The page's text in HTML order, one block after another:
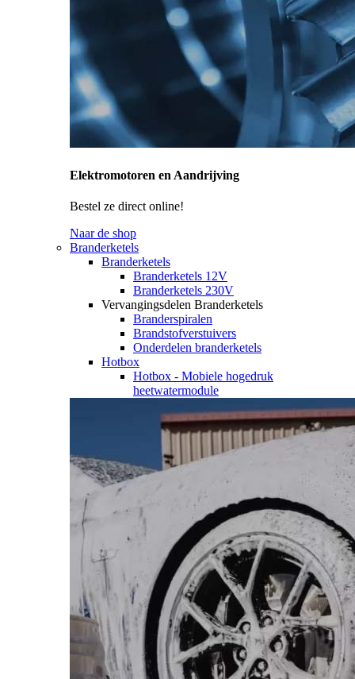
Elektromotoren en Aandrijving
Bestel ze direct online!
Naar de shop
Branderketels
Branderketels
Branderketels 12V
Branderketels 230V
Vervangingsdelen Branderketels
Branderspiralen
Brandstofverstuivers
Onderdelen branderketels
Hotbox
Hotbox - Mobiele hogedruk
heetwatermodule